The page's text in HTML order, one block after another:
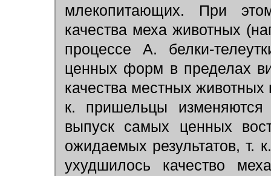
млекопитающих. При
качества меха животных
процессе А. белки-
ценных форм в пределах
качества местных
к. пришельцы изменяются
выпуск самых ценных
ожидаемых результатов, т.
ухудшилось качество